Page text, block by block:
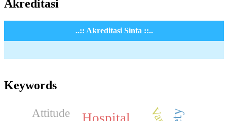
Akreditasi
..:: Akreditasi Sinta ::..
Keywords
Attitude